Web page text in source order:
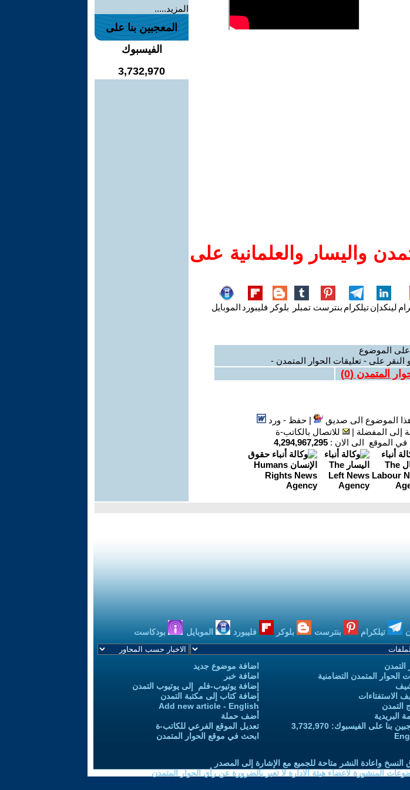
واليسار والعلمانية على
لينكدإنتيلكرام بنترست تمبلر بلوكر فليبورد الموبايل
على الموضوع
النقر على - تعليقات الحوار المتمدن -
المتمدن (0
)
الموضوع الى صديق |حفظ - ورد
إلى المفضلة |
للاتصال بالكاتب-ة
الموقع الى الان : 4,294,967,295
المزيد.....
المعجبين بنا على
الفيسبوك
3,732,970
تيلكرام بنترست بلوكر فليبورد الموبايل بودكاست
التمدن
الحوار المتمدن التضامنية
الاستفتاءات
التمدن
البريدية
بنا على الفيسبوك: 3,732,970
اضافة موضوع جديد
اضافة خبر
إضافة يوتيوب-فلم إلى يوتيوب التمدن
إضافة كتاب إلى مكتبة التمدن
Add new article - English
أضف حملة
تعديل الموقع الفرعي للكاتب-ة
ابحث في موقع الحوار المتمدن
النسخ واعادة النشر متاحة للجميع مع الإشارة إلى المصدر
المنشورة لاعضاء هيئة الادارة لا تعبر بالضرورة عن رأي الحوار المتمدن